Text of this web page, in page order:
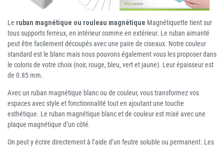
Le ruban magnétique ou rouleau magnétique Magnétiquette tient sur
tous supports ferreux, en intérieur comme en extérieur. Le ruban aimanté
peut être facilement découpés avec une paire de ciseaux. Notre couleur
standard est le blanc mais nous pouvons également vous les proposer dans
le coloris de votre choix (noir, rouge, bleu, vert et jaune). Leur épaisseur est
de 0.85 mm.
Avec un ruban magnétique blanc ou de couleur, vous transformez vos
espaces avec style et fonctionnalité tout en ajoutant une touche
esthétique. Le ruban magnétique blanc et de couleur est mixé avec une
plaque magnétique d’un côté.
On peut y écrire directement à l’aide d’un feutre soluble ou permanent. Les